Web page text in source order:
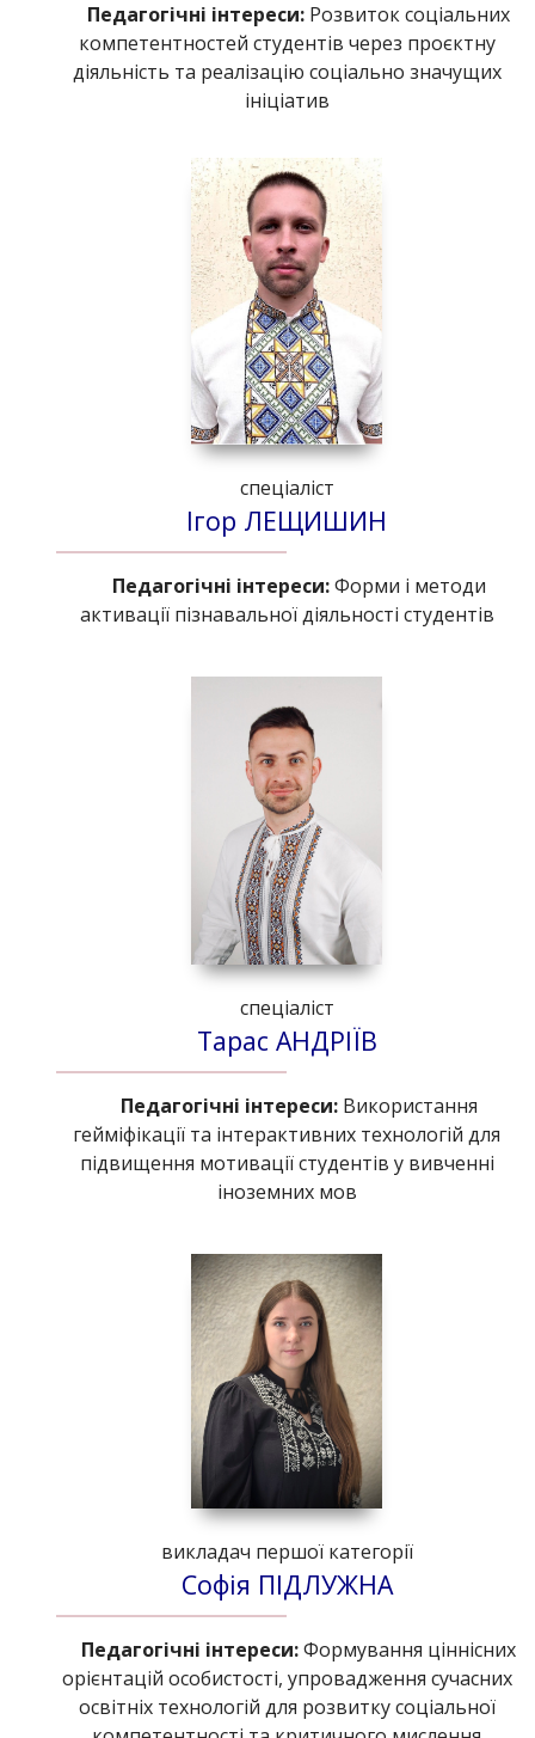
Педагогічні інтереси: Розвиток соціальних
компетентностей студентів через проєктну
діяльність та реалізацію соціально значущих
ініціатив
спеціаліст
Ігор ЛЕЩИШИН
Педагогічні інтереси:Форми і методи
активації пізнавальної діяльності студентів
спеціаліст
Тарас АНДРІЇВ
Педагогічні інтереси: Використання
гейміфікації та інтерактивних технологій для
підвищення мотивації студентів у вивченні
іноземних мов
викладач першої категорії
Софія ПІДЛУЖНА
Педагогічні інтереси:Формування ціннісних
орієнтацій особистості, упровадження сучасних
освітніх технологій для розвитку соціальної